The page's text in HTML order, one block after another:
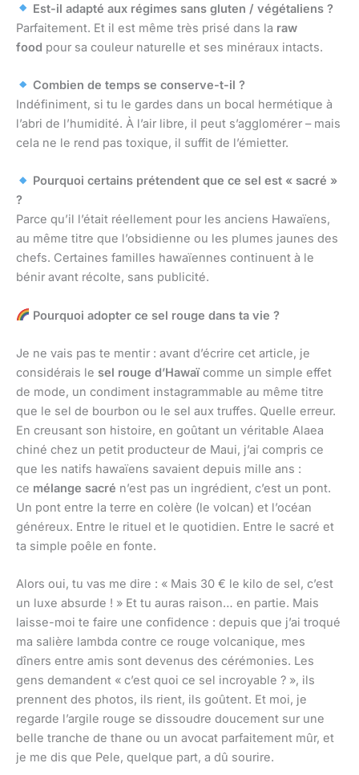
Est-il adapté aux régimes sans gluten / végétaliens ?
Parfaitement. Et il est même très prisé dans la raw
food pour sa couleur naturelle et ses minéraux intacts.
Combien de temps se conserve-t-il ?
Indéfiniment, si tu le gardes dans un bocal hermétique à
l’abri de l’humidité. À l’air libre, il peut s’agglomérer – mais
cela ne le rend pas toxique, il suffit de l’émietter.
Pourquoi certains prétendent que ce sel est « sacré »
?
Parce qu’il l’était réellement pour les anciens Hawaïens,
au même titre que l’obsidienne ou les plumes jaunes des
chefs. Certaines familles hawaïennes continuent à le
bénir avant récolte, sans publicité.
Pourquoi adopter ce sel rouge dans ta vie ?
Je ne vais pas te mentir : avant d’écrire cet article, je
considérais le sel rouge d’Hawaïcomme un simple effet
de mode, un condiment instagrammable au même titre
que le sel de bourbon ou le sel aux truffes. Quelle erreur.
En creusant son histoire, en goûtant un véritable Alaea
chiné chez un petit producteur de Maui, j’ai compris ce
que les natifs hawaïens savaient depuis mille ans :
ce mélange sacré n’est pas un ingrédient, c’est un pont.
Un pont entre la terre en colère (le volcan) et l’océan
généreux. Entre le rituel et le quotidien. Entre le sacré et
ta simple poêle en fonte.
Alors oui, tu vas me dire : « Mais 30 € le kilo de sel, c’est
un luxe absurde ! » Et tu auras raison… en partie. Mais
laisse-moi te faire une confidence : depuis que j’ai troqué
ma salière lambda contre ce rouge volcanique, mes
dîners entre amis sont devenus des cérémonies. Les
gens demandent « c’est quoi ce sel incroyable ? », ils
prennent des photos, ils rient, ils goûtent. Et moi, je
regarde l’argile rouge se dissoudre doucement sur une
belle tranche de thane ou un avocat parfaitement mûr, et
je me dis que Pele, quelque part, a dû sourire.